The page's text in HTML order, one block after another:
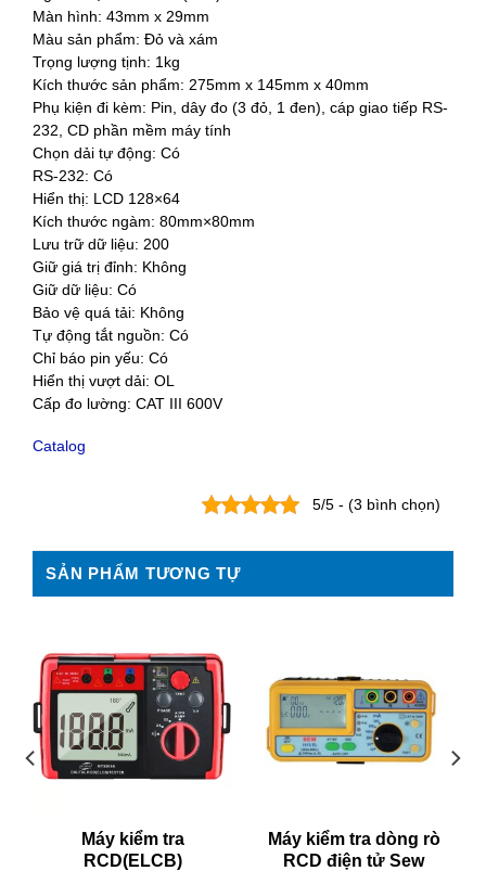
Màn hình: 43mm x 29mm
Màu sản phẩm: Đỏ và xám
Trọng lượng tịnh: 1kg
Kích thước sản phẩm: 275mm x 145mm x 40mm
Phụ kiện đi kèm: Pin, dây đo (3 đỏ, 1 đen), cáp giao tiếp RS-
232, CD phần mềm máy tính
Chọn dải tự động: Có
RS-232: Có
Hiển thị: LCD 128×64
Kích thước ngàm: 80mm×80mm
Lưu trữ dữ liệu: 200
Giữ giá trị đỉnh: Không
Giữ dữ liệu: Có
Bảo vệ quá tải: Không
Tự động tắt nguồn: Có
Chỉ báo pin yếu: Có
Hiển thị vượt dải: OL
Cấp đo lường: CAT III 600V
Catalog
5/5 - (3 bình chọn)
SẢN PHẨM TƯƠNG TỰ
Máy kiểm tra
RCD(ELCB)
Máy kiểm tra dòng rò
RCD điện tử Sew